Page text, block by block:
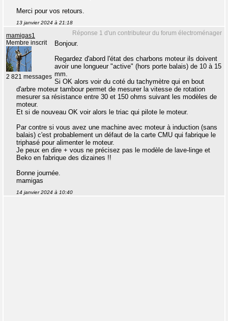
Merci pour vos retours.
13 janvier 2024 à 21:18
Réponse 1 d'un contributeur du forum électroménager
mamigas1
Membre inscrit
2 821 messages
Bonjour.
Regardez d'abord l'état des charbons moteur ils doivent
avoir une longueur "active" (hors porte balais) de 10 à 15
mm.
Si OK alors voir du coté du tachymètre qui en bout
d'arbre moteur tambour permet de mesurer la vitesse de rotation
mesurer sa résistance entre 30 et 150 ohms suivant les modèles de
moteur.
Et si de nouveau OK voir alors le triac qui pilote le moteur.
Par contre si vous avez une machine avec moteur à induction (sans
balais) c'est probablement un défaut de la carte CMU qui fabrique le
triphasé pour alimenter le moteur.
Je peux en dire + vous ne précisez pas le modèle de lave-linge et
Beko en fabrique des dizaines !!
Bonne journée.
mamigas
14 janvier 2024 à 10:40